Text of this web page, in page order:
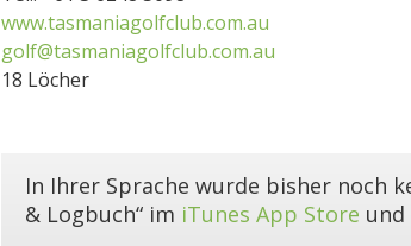
www.tasmaniagolfclub.com.au
golf@tasmaniagolfclub.com.au
18 Löcher
In Ihrer Sprache wurde bisher noch
& Logbuch“ im iTunes App Store und